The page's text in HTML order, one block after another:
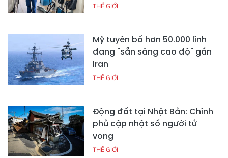
THẾ GIỚI
Mỹ tuyên bố hơn 50.000 lính
đang "sẵn sàng cao độ" gần
Iran
THẾ GIỚI
Động đất tại Nhật Bản: Chính
phủ cập nhật số người tử
vong
THẾ GIỚI